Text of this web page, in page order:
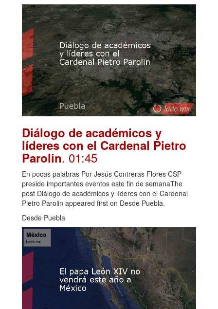
Diálogo de académicos y
líderes con el Cardenal Pietro
Parolin. 01:45
En pocas palabras Por Jesús Contreras Flores CSP
preside importantes eventos este fin de semanaThe
post Diálogo de académicos y líderes con el Cardenal
Pietro Parolin appeared first on Desde Puebla.
Desde Puebla